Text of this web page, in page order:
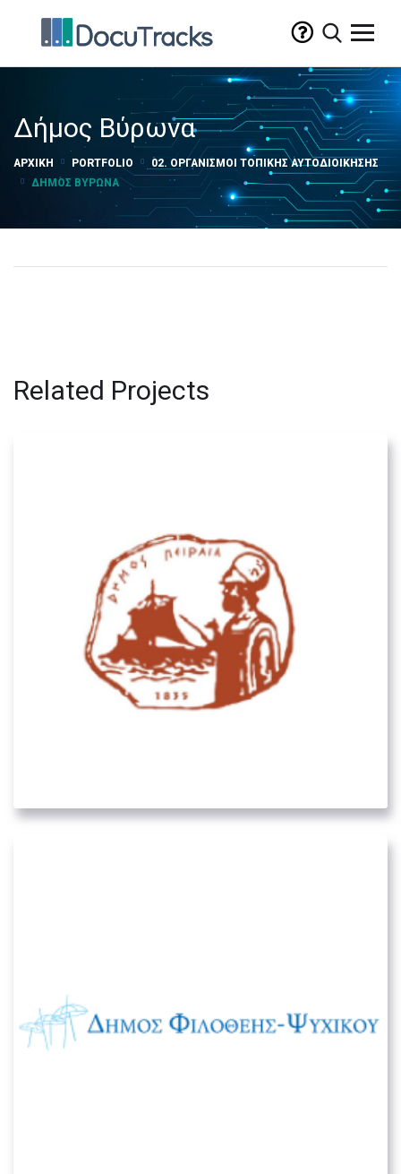
Δήμος Βύρωνα
ΑΡΧΙΚΉ PORTFOLIO
02. ΟΡΓΑΝΙΣΜΟΊ ΤΟΠΙΚΉΣ ΑΥΤΟΔΙΟΊΚΗΣΗΣ
ΔΉΜΟΣ ΒΎΡΩΝΑ
Related Projects